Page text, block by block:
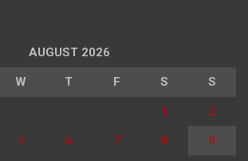
AUGUST 2026
W T F S S
1 2
5 6 7 8 9